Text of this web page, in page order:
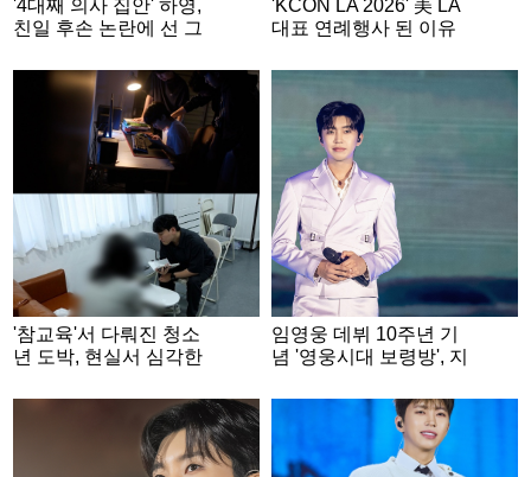
'4대째 의사 집안' 하영,
친일 후손 논란에 선 그
지만..의혹 사실무근"
[공식]
'KCON LA 2026' 美 LA
대표 연례행사 된 이유
'참교육'서 다뤄진 청소
년 도박, 현실서 심각한
도 [PD수첩]
임영웅 데뷔 10주년 기
념 '영웅시대 보령방', 지
금..선한 영향력 실천